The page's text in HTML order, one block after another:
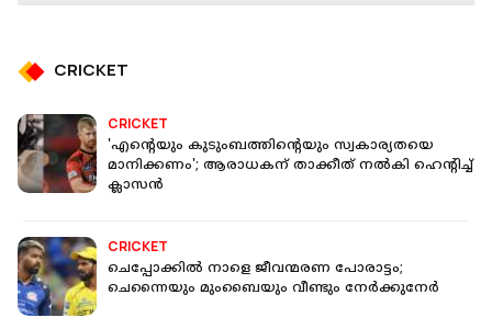
CRICKET
CRICKET
'എന്റെയും കുടുംബത്തിന്റെയും സ്വകാര്യതയെ
മാനിക്കണം'; ആരാധകന് താക്കീത് നൽകി ഹെന്റിച്ച്
ക്ലാസന്‍
CRICKET
ചെപ്പോക്കിൽ നാളെ ജീവന്മരണ പോരാട്ടം;
ചെന്നൈയും മുംബൈയും വീണ്ടും നേർക്കുനേർ